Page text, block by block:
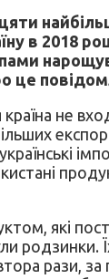
в 2018
це
не
які
родзинки.
рази,